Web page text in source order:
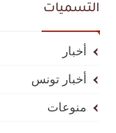
التسميات
أخبار
أخبار تونس
منوعات